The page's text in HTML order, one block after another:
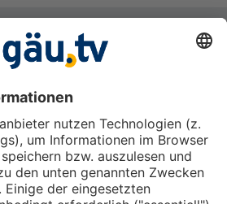
auch
Nachtisch vom Grill - Die
allgäu.tv Ernährungstrends
vom 31. Juli 2026